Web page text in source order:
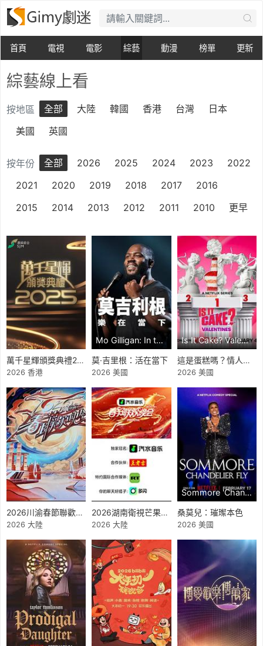
首頁 電視 電影 綜藝 動漫 榜單 更新
綜藝線上看
按地區 全部 大陸 韓國 香港 台灣
日本
美國
英國
按年份 全部 2026 2025 2024 2023
2022
2021
2020 2019 2018 2017
2016
2015
2014 2013 2012 2011 2010 更早
萬千星輝頒獎典禮2025
2026 香港
Mo Gilligan: In the Moment
莫·吉里根：活在當下
2026 美國
Is It Cake? Valentines
這是蛋糕嗎？情人節篇
2026 美國
2026川渝春節聯歡晚會
2026 大陸
2026湖南衛視芒果TV春節聯歡晚會
2026 大陸
Sommore 'Chandelier Fly'
桑莫兒：璀璨本色
2026 美國